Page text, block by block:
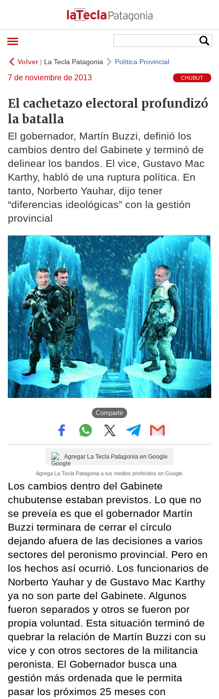
Volver| La Tecla Patagonia Política Provincial
7 de noviembre de 2013 CHUBUT
El cachetazo electoral profundizó
la batalla
El gobernador, Martín Buzzi, definió los
cambios dentro del Gabinete y terminó de
delinear los bandos. El vice, Gustavo Mac
Karthy, habló de una ruptura política. En
tanto, Norberto Yauhar, dijo tener
“diferencias ideológicas” con la gestión
provincial
Compartir
Agregar La Tecla Patagonia en Google
Agrega La Tecla Patagonia a tus medios preferidos en Google.
Los cambios dentro del Gabinete
chubutense estaban previstos. Lo que no
se preveía es que el gobernador Martín
Buzzi terminara de cerrar el círculo
dejando afuera de las decisiones a varios
sectores del peronismo provincial. Pero en
los hechos así ocurrió. Los funcionarios de
Norberto Yauhar y de Gustavo Mac Karthy
ya no son parte del Gabinete. Algunos
fueron separados y otros se fueron por
propia voluntad. Esta situación terminó de
quebrar la relación de Martín Buzzi con su
vice y con otros sectores de la militancia
peronista. El Gobernador busca una
gestión más ordenada que le permita
pasar los próximos 25 meses con